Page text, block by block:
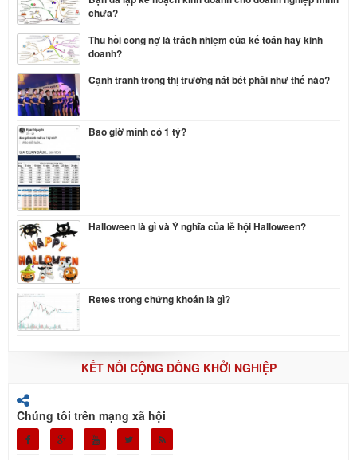
chưa?
Thu hồi công nợ là trách nhiệm của kế toán hay kinh
doanh?
Cạnh tranh trong thị trường nát bét phải như thế nào?
Bao giờ mình có 1 tỷ?
Halloween là gì và Ý nghĩa của lễ hội Halloween?
Retes trong chứng khoán là gì?
KẾT NỐI CỘNG ĐỒNG KHỞI NGHIỆP
Chúng tôi trên mạng xã hội